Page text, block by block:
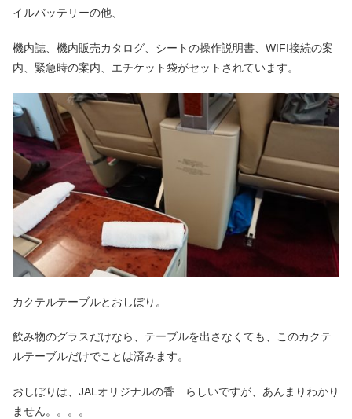
イルバッテリーの他、
機内誌、機内販売カタログ、シートの操作説明書、WIFI接続の案
内、緊急時の案内、エチケット袋がセットされています。
カクテルテーブルとおしぼり。
飲み物のグラスだけなら、テーブルを出さなくても、このカクテ
ルテーブルだけでことは済みます。
おしぼりは、JALオリジナルの香 らしいですが、あんまりわかり
ません。。。。